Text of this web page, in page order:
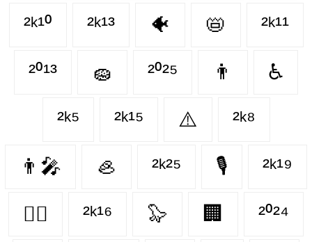
²ᵏ¹⁰ ²ᵏ¹³ 🐠 📛 ²ᵏ¹¹
²⁰¹³ 🧽 ²⁰²⁵ 👨 ♿
²ᵏ⁵ ²ᵏ¹⁵ ⚠️ ²ᵏ⁸
👨‍🎤 🦪 ²ᵏ²⁵ 🎙 ²ᵏ¹⁹
🏴‍☠️ ²ᵏ¹⁶ 🦭 🏢 ²⁰²⁴